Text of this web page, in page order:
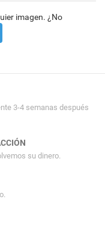
imagen. ¿No
3-4 semanas después
su dinero.